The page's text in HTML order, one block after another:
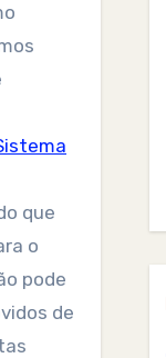
que
o
pode
de